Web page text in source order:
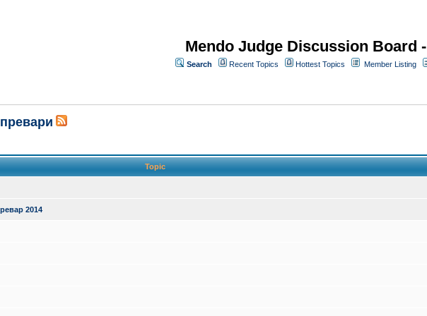
Mendo Judge Discussion Board
Search Recent Topics Hottest Topics Member Listing
Topic
2014